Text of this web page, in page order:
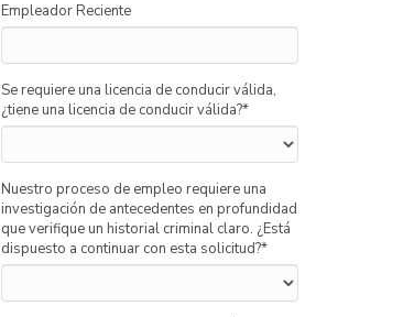
Empleador Reciente
Se requiere una licencia de conducir válida,
¿tiene una licencia de conducir válida?*
Nuestro proceso de empleo requiere una
investigación de antecedentes en profundidad
que verifique un historial criminal claro. ¿Está
dispuesto a continuar con esta solicitud?*